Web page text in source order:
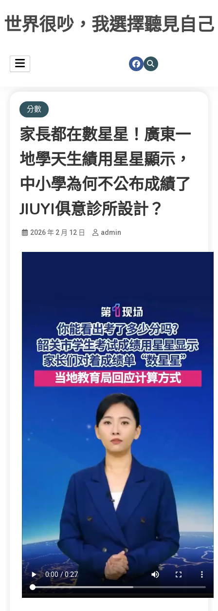
世界很吵，我選擇聽見自己
分數
家長都在數星星！廣東一
地學天生績用星星顯示，
中小學為何不公布成績了
JIUYI俱意診所設計？
2026 年 2 月 12 日 admin